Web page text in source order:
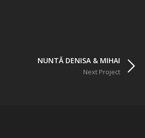
NUNTĂ DENISA & MIHAI
Next Project